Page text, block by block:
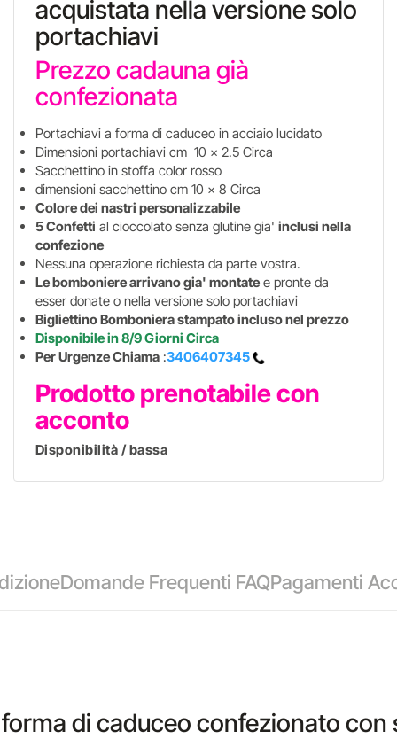
acquistata nella versione solo
portachiavi
Prezzo cadauna già
confezionata
Portachiavi a forma di caduceo in acciaio lucidato
Dimensioni portachiavi cm 10 x 2.5 Circa
Sacchettino in stoffa color rosso
dimensioni sacchettino cm 10 x 8 Circa
Colore dei nastri personalizzabile
5 Confetti al cioccolato senza glutine gia' inclusi nella
confezione
Nessuna operazione richiesta da parte vostra.
Le bomboniere arrivano gia' montatee pronte da
esser donate o nella versione solo portachiavi
Bigliettino Bomboniera stampato inclusonel prezzo
Disponibile in 8/9 Giorni Circa
Per Urgenze Chiama:3406407345
Prodotto prenotabile con
acconto
Disponibilità / bassa
Domande Frequenti FAQPagamenti
di caduceo confezionato